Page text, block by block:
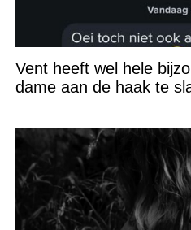
Vent heeft wel hele
dame aan de haak te